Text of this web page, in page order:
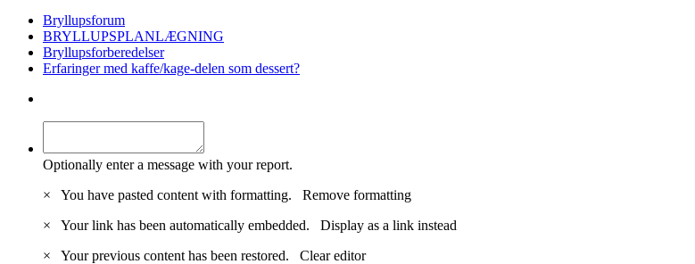
Bryllupsforum
BRYLLUPSPLANLÆGNING
Bryllupsforberedelser
Erfaringer med kaffe/kage-delen som dessert?
Optionally enter a message with your report.
×
You have pasted content with formatting. Remove formatting
×
Your link has been automatically embedded. Display as a link instead
×
Your previous content has been restored. Clear editor